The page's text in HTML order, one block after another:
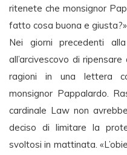
ritenete che monsignor
fatto cosa buona e
Nei giorni precedenti
all’arcivescovo di
ragioni in una lettera
monsignor Pappalardo.
cardinale Law non
deciso di limitare la
svoltosi in mattinata.